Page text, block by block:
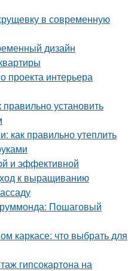
в современную
дизайн
проекта интерьера
установить
как правильно утеплить
и эффективной
к выращиванию
Пошаговый
каркасе: что выбрать для
гипсокартона на